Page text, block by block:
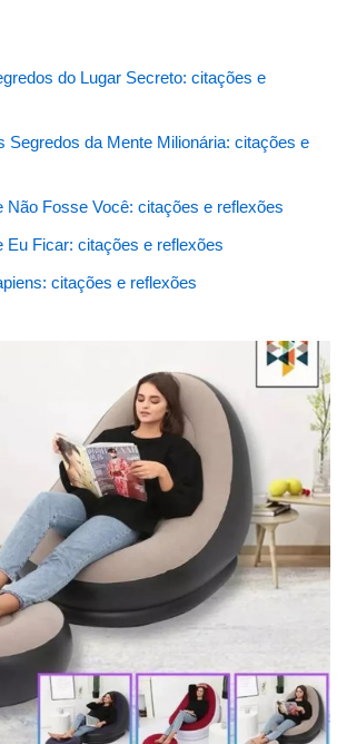
do Lugar Secreto: citações e
Segredos da Mente Milionária: citações e
Não Fosse Você: citações e reflexões
Eu Ficar: citações e reflexões
citações e reflexões